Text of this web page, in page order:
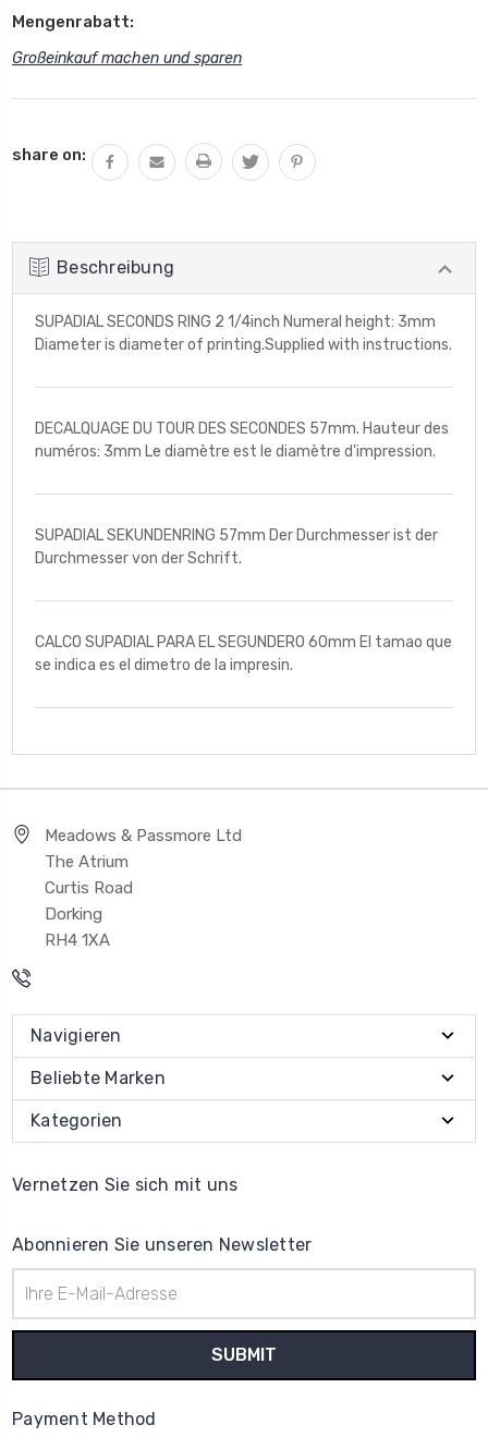
Mengenrabatt:
Großeinkauf machen und sparen
Lagerbestand:
share on:
Beschreibung
SUPADIAL SECONDS RING 2 1/4inch Numeral height: 3mm
Diameter is diameter of printing.Supplied with instructions.
DECALQUAGE DU TOUR DES SECONDES 57mm. Hauteur des
numéros: 3mm Le diamètre est le diamètre d'impression.
SUPADIAL SEKUNDENRING 57mm Der Durchmesser ist der
Durchmesser von der Schrift.
CALCO SUPADIAL PARA EL SEGUNDERO 60mm El tamao que
se indica es el dimetro de la impresin.
Meadows & Passmore Ltd
The Atrium
Curtis Road
Dorking
RH4 1XA
Navigieren
Beliebte Marken
Kategorien
Vernetzen Sie sich mit uns
Abonnieren Sie unseren Newsletter
Mail-
Adresse
Payment Method